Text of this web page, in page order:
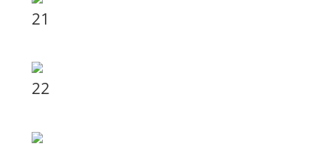
21
22